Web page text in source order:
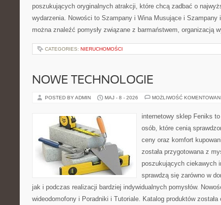
poszukujących oryginalnych atrakcji, które chcą zadbać o
wydarzenia. Nowości to Szampany i Wina Musujące i Szampany
można znaleźć pomysły związane z barmaństwem, organizacją
CATEGORIES: NIERUCHOMOŚCI
NOWE TECHNOLOGIE
POSTED BY ADMIN MAJ - 8 - 2026 MOŻLIWOŚĆ
internetowy sklep Feniks
osób, które cenią
ceny oraz komfort
została przygotowana z
poszukujących ciekawych
sprawdzą się zarówno w
jak i podczas realizacji bardziej indywidualnych pomysłów.
wideodomofony i Poradniki i Tutoriale. Katalog produktów